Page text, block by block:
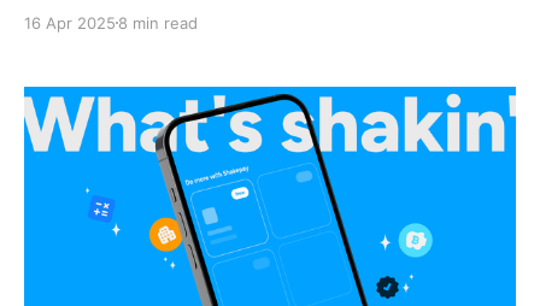
16 Apr 2025 8 min read